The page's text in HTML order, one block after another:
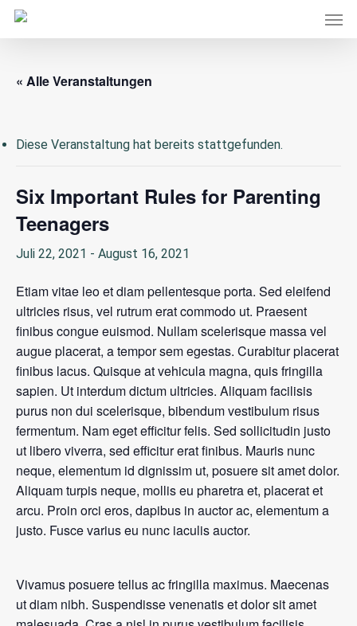
Skip
content
« Alle Veranstaltungen
Diese Veranstaltung hat bereits stattgefunden.
Six Important Rules for Parenting
Teenagers
Juli 22, 2021 - August 16, 2021
Etiam vitae leo et diam pellentesque porta. Sed eleifend
ultricies risus, vel rutrum erat commodo ut. Praesent
finibus congue euismod. Nullam scelerisque massa vel
augue placerat, a tempor sem egestas. Curabitur placerat
finibus lacus. Quisque at vehicula magna, quis fringilla
sapien. Ut interdum dictum ultricies. Aliquam facilisis
purus non dui scelerisque, bibendum vestibulum risus
fermentum. Nam eget efficitur felis. Sed sollicitudin justo
ut libero viverra, sed efficitur erat finibus. Mauris nunc
neque, elementum id dignissim ut, posuere sit amet dolor.
Aliquam turpis neque, mollis eu pharetra et, placerat et
arcu. Proin orci eros, dapibus in auctor ac, elementum a
justo. Fusce varius eu nunc iaculis auctor.
Vivamus posuere tellus ac fringilla maximus. Maecenas
ut diam nibh. Suspendisse venenatis et dolor sit amet